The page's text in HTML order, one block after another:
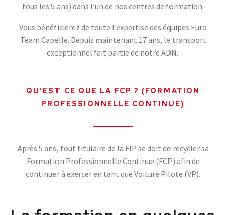
tous les 5 ans) dans l’un de nos centres de formation.
Vous bénéficierez de toute l’expertise des équipes Euro
Team Capelle. Depuis maintenant 17 ans, le transport
exceptionnel fait partie de notre ADN.
QU’EST CE QUE LA FCP ? (FORMATION
PROFESSIONNELLE CONTINUE)
Après 5 ans, tout titulaire de la FIP se doit de recycler sa
Formation Professionnelle Continue (FCP) afin de
continuer à exercer en tant que Voiture Pilote (VP).